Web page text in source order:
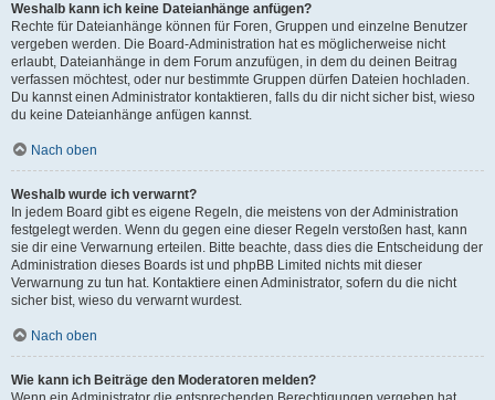
Weshalb kann ich keine Dateianhänge anfügen?
Rechte für Dateianhänge können für Foren, Gruppen und einzelne Benutzer
vergeben werden. Die Board-Administration hat es möglicherweise nicht
erlaubt, Dateianhänge in dem Forum anzufügen, in dem du deinen Beitrag
verfassen möchtest, oder nur bestimmte Gruppen dürfen Dateien hochladen.
Du kannst einen Administrator kontaktieren, falls du dir nicht sicher bist, wieso
du keine Dateianhänge anfügen kannst.
Nach oben
Weshalb wurde ich verwarnt?
In jedem Board gibt es eigene Regeln, die meistens von der Administration
festgelegt werden. Wenn du gegen eine dieser Regeln verstoßen hast, kann
sie dir eine Verwarnung erteilen. Bitte beachte, dass dies die Entscheidung der
Administration dieses Boards ist und phpBB Limited nichts mit dieser
Verwarnung zu tun hat. Kontaktiere einen Administrator, sofern du die nicht
sicher bist, wieso du verwarnt wurdest.
Nach oben
Wie kann ich Beiträge den Moderatoren melden?